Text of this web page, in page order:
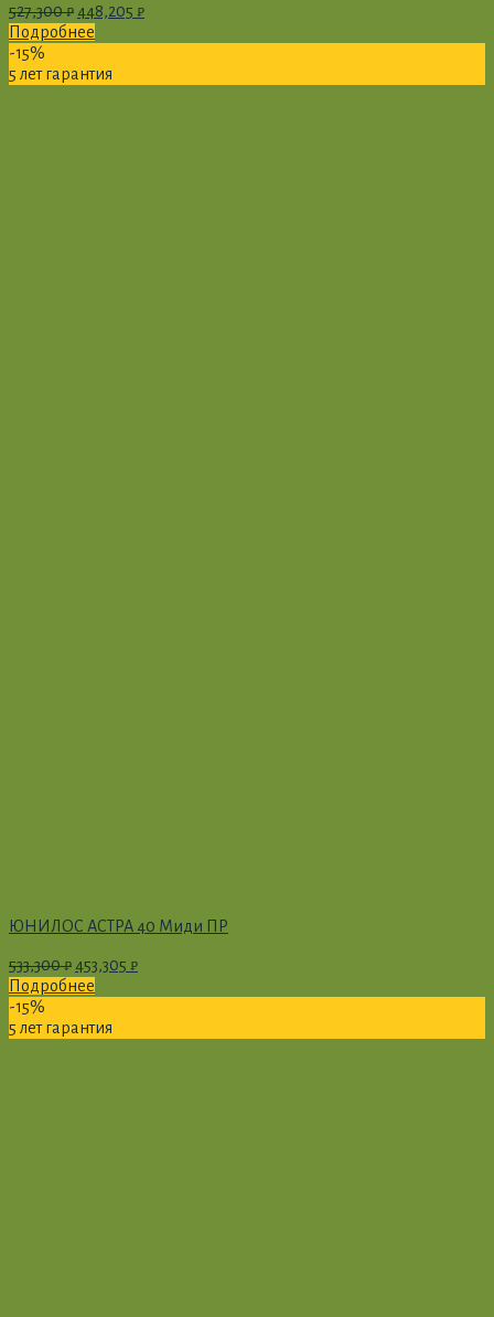
527,300₽ 448,205 ₽
Подробнее
-15%
5 лет гарантия
ЮНИЛОС АСТРА 40 Миди ПР
533,300₽ 453,305 ₽
Подробнее
-15%
5 лет гарантия